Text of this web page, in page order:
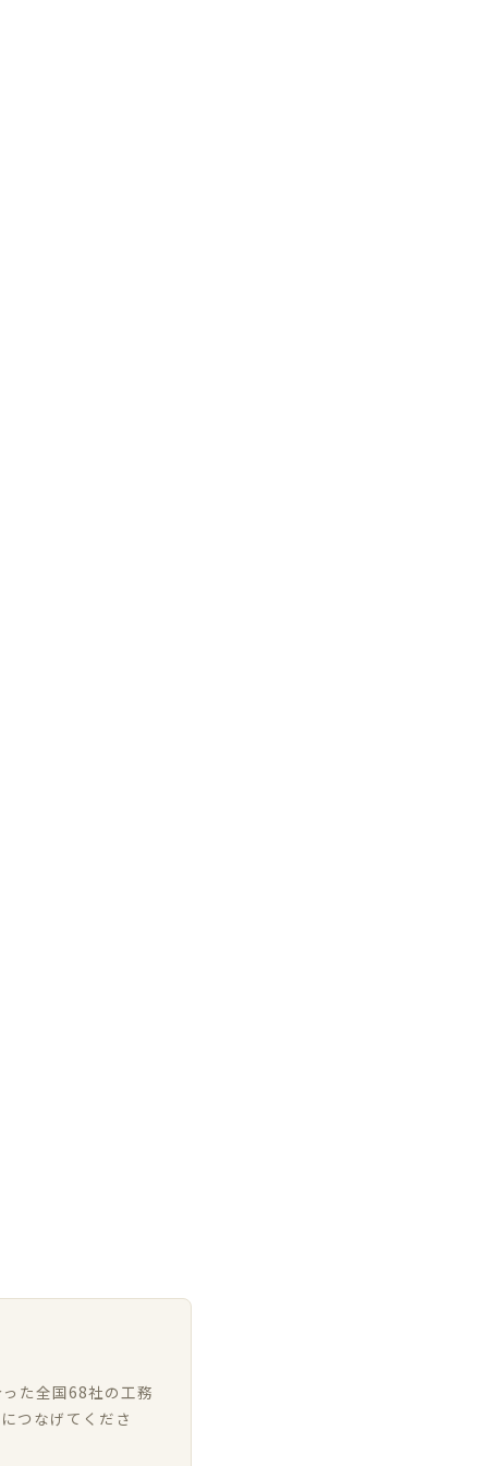
た全国68社の工務
つなげてくださ